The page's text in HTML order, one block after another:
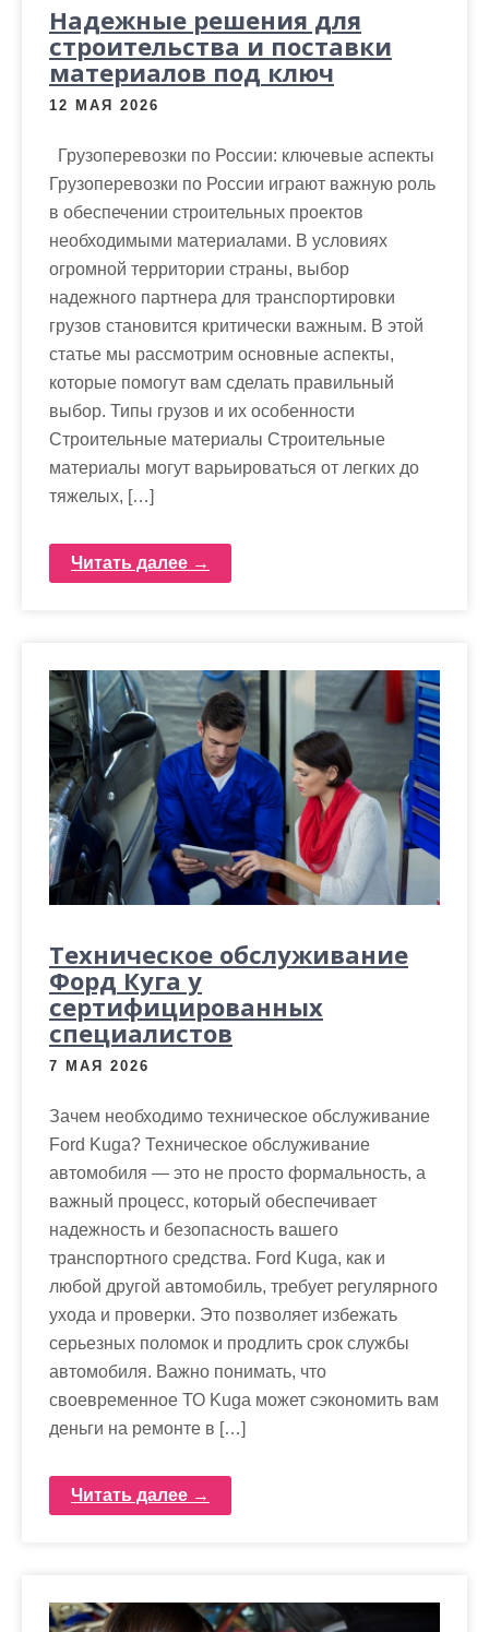
Надежные решения для
строительства и поставки
материалов под ключ
12 МАЯ 2026
Грузоперевозки по России: ключевые аспекты
Грузоперевозки по России играют важную роль
в обеспечении строительных проектов
необходимыми материалами. В условиях
огромной территории страны, выбор
надежного партнера для транспортировки
грузов становится критически важным. В этой
статье мы рассмотрим основные аспекты,
которые помогут вам сделать правильный
выбор. Типы грузов и их особенности
Строительные материалы Строительные
материалы могут варьироваться от легких до
тяжелых, […]
Читать далее →
Техническое обслуживание
Форд Куга у
сертифицированных
специалистов
7 МАЯ 2026
Зачем необходимо техническое обслуживание
Ford Kuga? Техническое обслуживание
автомобиля — это не просто формальность, а
важный процесс, который обеспечивает
надежность и безопасность вашего
транспортного средства. Ford Kuga, как и
любой другой автомобиль, требует регулярного
ухода и проверки. Это позволяет избежать
серьезных поломок и продлить срок службы
автомобиля. Важно понимать, что
своевременное ТО Kuga может сэкономить вам
деньги на ремонте в […]
Читать далее →